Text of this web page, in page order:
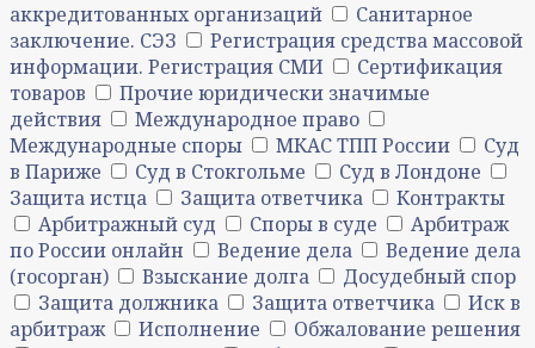
аккредитованных организаций
Санитарное
заключение. СЭЗ
Регистрация средства массовой
информации. Регистрация СМИ
Сертификация
товаров
Прочие юридически значимые
действия
Международное право
Международные споры
МКАС ТПП России
Суд
в Париже
Суд в Стокгольме
Суд в Лондоне
Защита истца
Защита ответчика
Контракты
Арбитражный суд
Споры в суде
Арбитраж
по России онлайн
Ведение дела
Ведение дела
(госорган)
Взыскание долга
Досудебный спор
Защита должника
Защита ответчика
Иск в
арбитраж
Исполнение
Обжалование решения